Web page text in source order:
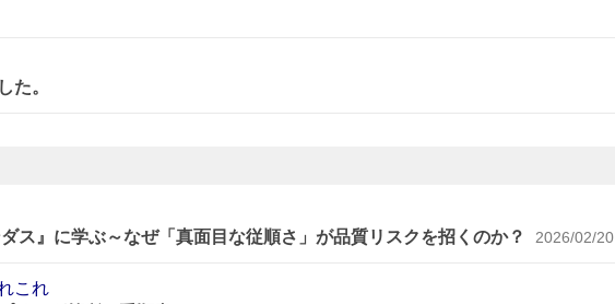
た。
ス』に学ぶ～なぜ「真面目な従順さ」が品質リスクを招くのか？
2026/02/20
これ